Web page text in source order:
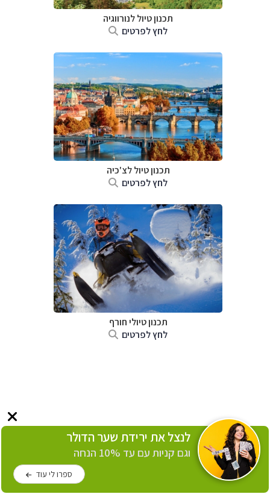
תכנון טיול לנורווגיה
לחץ לפרטים
תכנון טיול לצ'כיה
לחץ לפרטים
תכנון טיולי חורף
לחץ לפרטים
לנצל את ירידת שער הדולר
וגם קניות עם עד 10% הנחה
ספרו לי עוד